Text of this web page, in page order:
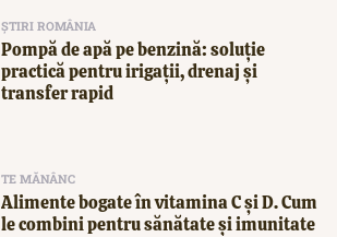
ȘTIRI ROMÂNIA
Pompă de apă pe benzină: soluție
practică pentru irigații, drenaj și
transfer rapid
TE MĂNÂNC
Alimente bogate în vitamina C și D. Cum
le combini pentru sănătate și imunitate